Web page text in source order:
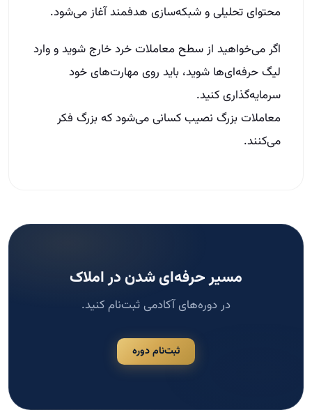
محتوای تحلیلی و شبکه‌سازی هدفمند آغاز می‌شود.
اگر می‌خواهید از سطح معاملات خرد خارج شوید و وارد
لیگ حرفه‌ای‌ها شوید، باید روی مهارت‌های خود
سرمایه‌گذاری کنید.
معاملات بزرگ نصیب کسانی می‌شود که بزرگ فکر
می‌کنند.
مسیر حرفه‌ای شدن در املاک
در دوره‌های آکادمی ثبت‌نام کنید.
ثبت‌نام دوره